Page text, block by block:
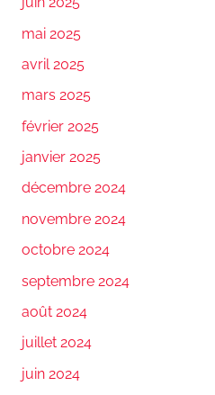
mai 2025
avril 2025
mars 2025
février 2025
janvier 2025
décembre 2024
novembre 2024
octobre 2024
septembre 2024
août 2024
juillet 2024
juin 2024